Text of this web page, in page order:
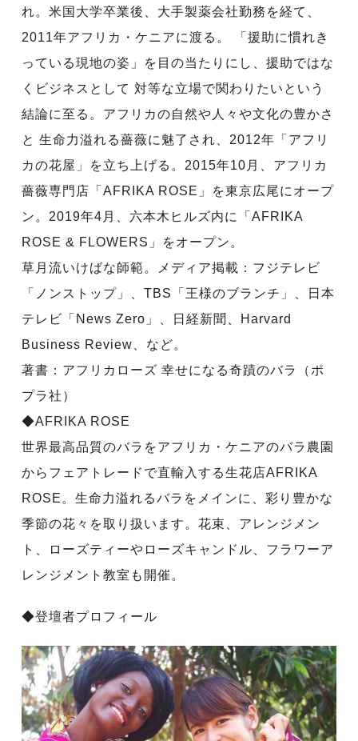
れ。米国大学卒業後、大手製薬会社勤務を経て、
2011年アフリカ・ケニアに渡る。 「援助に慣れき
っている現地の姿」を目の当たりにし、援助ではな
くビジネスとして 対等な立場で関わりたいという
結論に至る。アフリカの自然や人々や文化の豊かさ
と 生命力溢れる薔薇に魅了され、2012年「アフリ
カの花屋」を立ち上げる。2015年10月、アフリカ
薔薇専門店「AFRIKA ROSE」を東京広尾にオープ
ン。2019年4月、六本木ヒルズ内に「AFRIKA
ROSE & FLOWERS」をオープン。
草月流いけばな師範。メディア掲載：フジテレビ
「ノンストップ」、TBS「王様のブランチ」、日本
テレビ「News Zero」、日経新聞、Harvard
Business Review、など。
著書：アフリカローズ 幸せになる奇蹟のバラ（ポ
プラ社）
◆AFRIKA ROSE
世界最高品質のバラをアフリカ・ケニアのバラ農園
からフェアトレードで直輸入する生花店AFRIKA
ROSE。生命力溢れるバラをメインに、彩り豊かな
季節の花々を取り扱います。花束、アレンジメン
ト、ローズティーやローズキャンドル、フラワーア
レンジメント教室も開催。
◆登壇者プロフィール